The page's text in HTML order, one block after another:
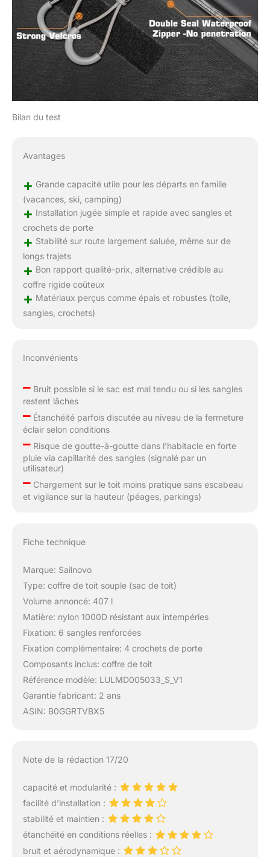
Bilan du test
Avantages
+ Grande capacité utile pour les départs en famille
(vacances, ski, camping)
+ Installation jugée simple et rapide avec sangles et
crochets de porte
+ Stabilité sur route largement saluée, même sur de
longs trajets
+ Bon rapport qualité-prix, alternative crédible au
coffre rigide coûteux
+ Matériaux perçus comme épais et robustes (toile,
sangles, crochets)
Inconvénients
–Bruit possible si le sac est mal tendu ou si les sangles
restent lâches
–Étanchéité parfois discutée au niveau de la fermeture
éclair selon conditions
–Risque de goutte-à-goutte dans l’habitacle en forte
pluie via capillarité des sangles (signalé par un
utilisateur)
–Chargement sur le toit moins pratique sans escabeau
et vigilance sur la hauteur (péages, parkings)
Fiche technique
Marque: Sailnovo
Type: coffre de toit souple (sac de toit)
Volume annoncé: 407 l
Matière: nylon 1000D résistant aux intempéries
Fixation: 6 sangles renforcées
Fixation complémentaire: 4 crochets de porte
Composants inclus: coffre de toit
Référence modèle: LULMD005033_S_V1
Garantie fabricant: 2 ans
ASIN: B0GGRTVBX5
Note de la rédaction 17/20
capacité et modularité :
facilité d’installation :
stabilité et maintien :
étanchéité en conditions réelles :
bruit et aérodynamique :